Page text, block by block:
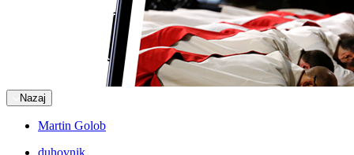
Nazaj
Martin Golob
duhovnik